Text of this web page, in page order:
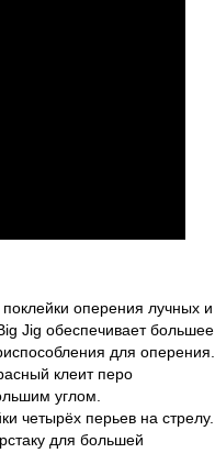
оперения лучных и
Jig обеспечивает большее
для оперения.
клеит перо
углом.
четырёх перьев на стрелу.
для большей